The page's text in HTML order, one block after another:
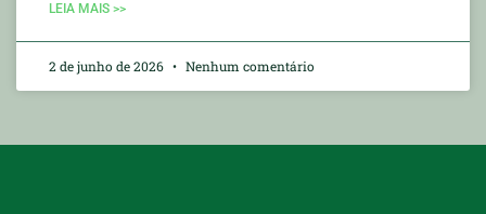
LEIA MAIS >>
2 de junho de 2026 Nenhum comentário